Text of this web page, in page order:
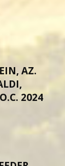
AZ.
2024